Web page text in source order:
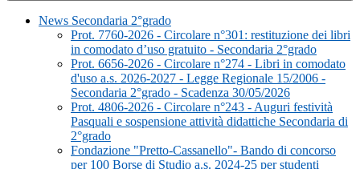
News Secondaria 2°grado
Prot. 7760-2026 - Circolare n°301: restituzione dei libri
in comodato d’uso gratuito - Secondaria 2°grado
Prot. 6656-2026 - Circolare n°274 - Libri in comodato
d'uso a.s. 2026-2027 - Legge Regionale 15/2006 -
Secondaria 2°grado - Scadenza 30/05/2026
Prot. 4806-2026 - Circolare n°243 - Auguri festività
Pasquali e sospensione attività didattiche Secondaria di
2°grado
Fondazione "Pretto-Cassanello"- Bando di concorso
per 100 Borse di Studio a.s. 2024-25 per studenti